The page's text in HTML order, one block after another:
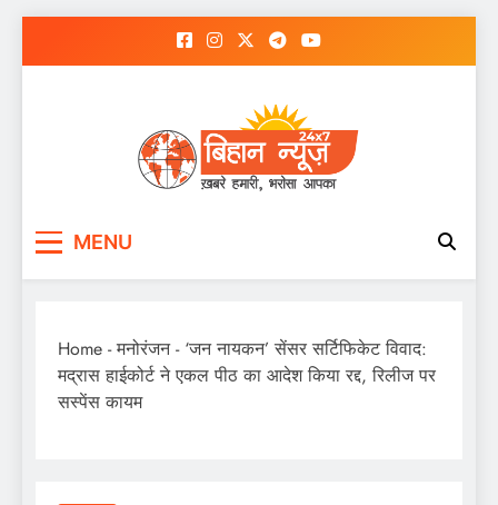
MENU
Home -मनोरंजन- ‘जन नायकन’ सेंसर सर्टिफिकेट विवाद:
मद्रास हाईकोर्ट ने एकल पीठ का आदेश किया रद्द, रिलीज पर
सस्पेंस कायम